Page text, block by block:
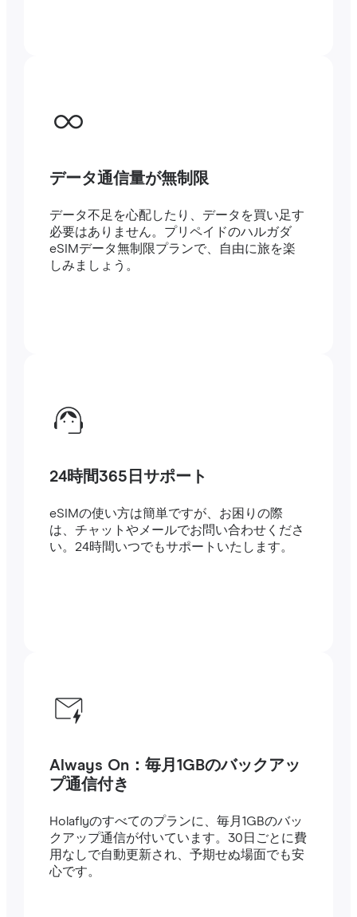
データ通信量が無制限
データ不足を心配したり、データを買い足す
必要はありません。プリペイドのハルガダ
eSIMデータ無制限プランで、自由に旅を楽
しみましょう。
24時間365日サポート
eSIMの使い方は簡単ですが、お困りの際
は、チャットやメールでお問い合わせくださ
い。24時間いつでもサポートいたします。
Always On：毎月1GBのバックアッ
プ通信付き
Holaflyのすべてのプランに、毎月1GBのバッ
クアップ通信が付いています。30日ごとに費
用なしで自動更新され、予期せぬ場面でも安
心です。